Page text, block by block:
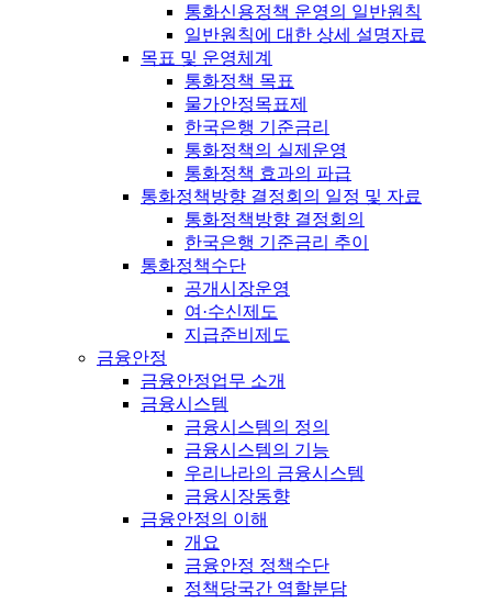
통화신용정책 운영의 일반원칙
일반원칙에 대한 상세 설명자료
목표 및 운영체계
통화정책 목표
물가안정목표제
한국은행 기준금리
통화정책의 실제운영
통화정책 효과의 파급
통화정책방향 결정회의 일정 및 자료
통화정책방향 결정회의
한국은행 기준금리 추이
통화정책수단
공개시장운영
여·수신제도
지급준비제도
금융안정
금융안정업무 소개
금융시스템
금융시스템의 정의
금융시스템의 기능
우리나라의 금융시스템
금융시장동향
금융안정의 이해
개요
금융안정 정책수단
정책당국간 역할분담